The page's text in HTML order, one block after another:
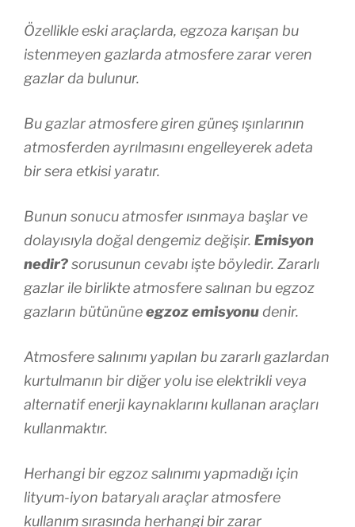
Özellikle eski araçlarda, egzoza karışan bu
istenmeyen gazlarda atmosfere zarar veren
gazlar da bulunur.
Bu gazlar atmosfere giren güneş ışınlarının
atmosferden ayrılmasını engelleyerek adeta
bir sera etkisi yaratır.
Bunun sonucu atmosfer ısınmaya başlar ve
dolayısıyla doğal dengemiz değişir. Emisyon
nedir?sorusunun cevabı işte böyledir. Zararlı
gazlar ile birlikte atmosfere salınan bu egzoz
gazların bütününeegzoz emisyonudenir.
Atmosfere salınımı yapılan bu zararlı gazlardan
kurtulmanın bir diğer yolu ise elektrikli veya
alternatif enerji kaynaklarını kullanan araçları
kullanmaktır.
Herhangi bir egzoz salınımı yapmadığı için
lityum-iyon bataryalı araçlar atmosfere
kullanım sırasında herhangi bir zarar